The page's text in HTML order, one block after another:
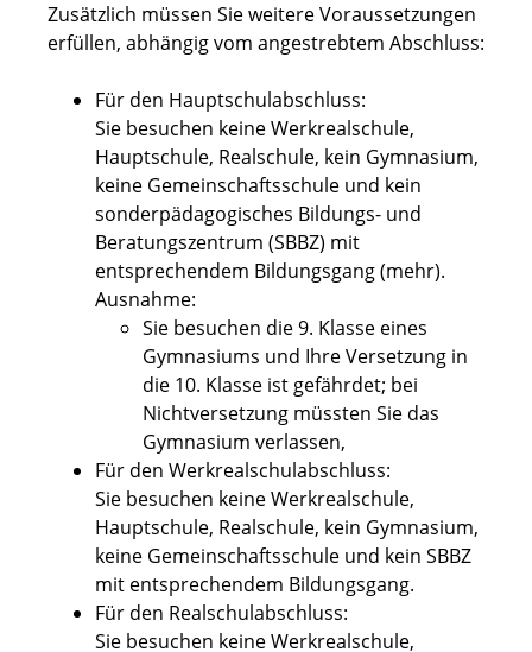
Zusätzlich müssen Sie weitere Voraussetzungen
erfüllen, abhängig vom angestrebtem Abschluss:
Für den Hauptschulabschluss:
Sie besuchen keine Werkrealschule,
Hauptschule, Realschule, kein Gymnasium,
keine Gemeinschaftsschule und kein
sonderpädagogisches Bildungs- und
Beratungszentrum (SBBZ) mit
entsprechendem Bildungsgang (mehr).
Ausnahme:
Sie besuchen die 9. Klasse eines
Gymnasiums und Ihre Versetzung in
die 10. Klasse ist gefährdet; bei
Nichtversetzung müssten Sie das
Gymnasium verlassen,
Für den Werkrealschulabschluss:
Sie besuchen keine Werkrealschule,
Hauptschule, Realschule, kein Gymnasium,
keine Gemeinschaftsschule und kein SBBZ
mit entsprechendem Bildungsgang.
Für den Realschulabschluss:
Sie besuchen keine Werkrealschule,